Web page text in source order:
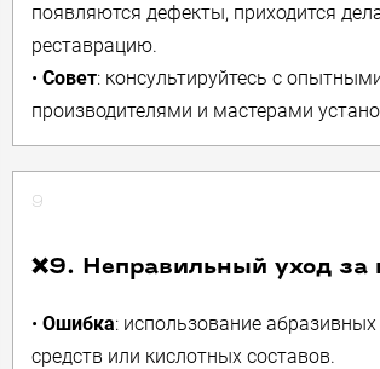
появляются дефекты, приходится
реставрацию.
• Совет: консультируйтесь с
производителями и мастерами
9
❌9. Неправильный уход за
• Ошибка: использование
средств или кислотных составов.